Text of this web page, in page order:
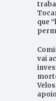
que
vai